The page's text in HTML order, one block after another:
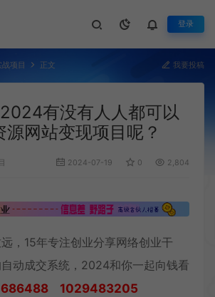
登录
战项目 正文 我要投稿
2024有没有人人都可以
源网站变现项目呢？
2024-07-19 0 2,804
，15年专注创业分享网络创业干
动成交系统，2024和你一起向钱看
1029483205